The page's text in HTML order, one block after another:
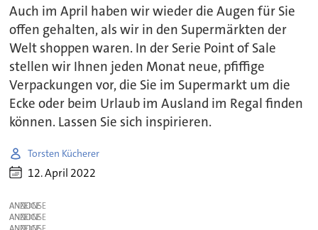
Auch im April haben wir wieder die Augen für Sie
offen gehalten, als wir in den Supermärkten der
Welt shoppen waren. In der Serie Point of Sale
stellen wir Ihnen jeden Monat neue, pfiffige
Verpackungen vor, die Sie im Supermarkt um die
Ecke oder beim Urlaub im Ausland im Regal finden
können. Lassen Sie sich inspirieren.
Torsten Kücherer
12. April 2022
ANZEIGE
ANZEIGE